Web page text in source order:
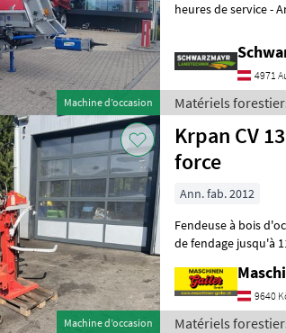
Machine d’occasion
heures de service - Année de fabrication : 2020 - Avec châssis - Avec
4971
Matériels
Binderberger
Machine d’occasion
Krpan CV
force
Ann. fab. 2012
Fendeuse à bois d'occasion - Force de fendage : 13
de fendage jusqu'à
9640
Matériels